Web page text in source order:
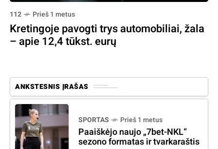
112 Prieš 1 metus
Kretingoje pavogti trys automobiliai, žala
– apie 12,4 tūkst. eurų
ANKSTESNIS ĮRAŠAS
SPORTAS Prieš 1 metus
Paaiškėjo naujo „7bet-NKL“
sezono formatas ir tvarkaraštis